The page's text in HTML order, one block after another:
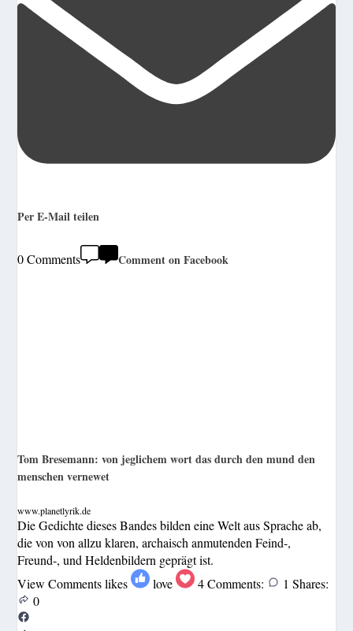
Per E-Mail teilen
0 Comments Comment on Facebook
Tom Bresemann: von jeglichem wort das durch den mund den
menschen vernewet
www.planetlyrik.de
Die Gedichte dieses Bandes bilden eine Welt aus Sprache ab,
die von von allzu klaren, archaisch anmutenden Feind-,
Freund-, und Heldenbildern geprägt ist.
View Comments likes love 4 Comments: 1 Shares:
0